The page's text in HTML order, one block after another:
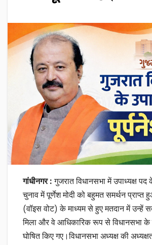
गांधीनगर :गुजरात विधानसभा में उपाध्यक्ष
चुनाव में पूर्णेश मोदी को बहुमत समर्थन प्राप्त
(वॉइस वोट) के माध्यम से हुए मतदान में उन्हें
मिला और वे आधिकारिक रूप से विधानसभा के
घोषित किए गए।विधानसभा अध्यक्ष की